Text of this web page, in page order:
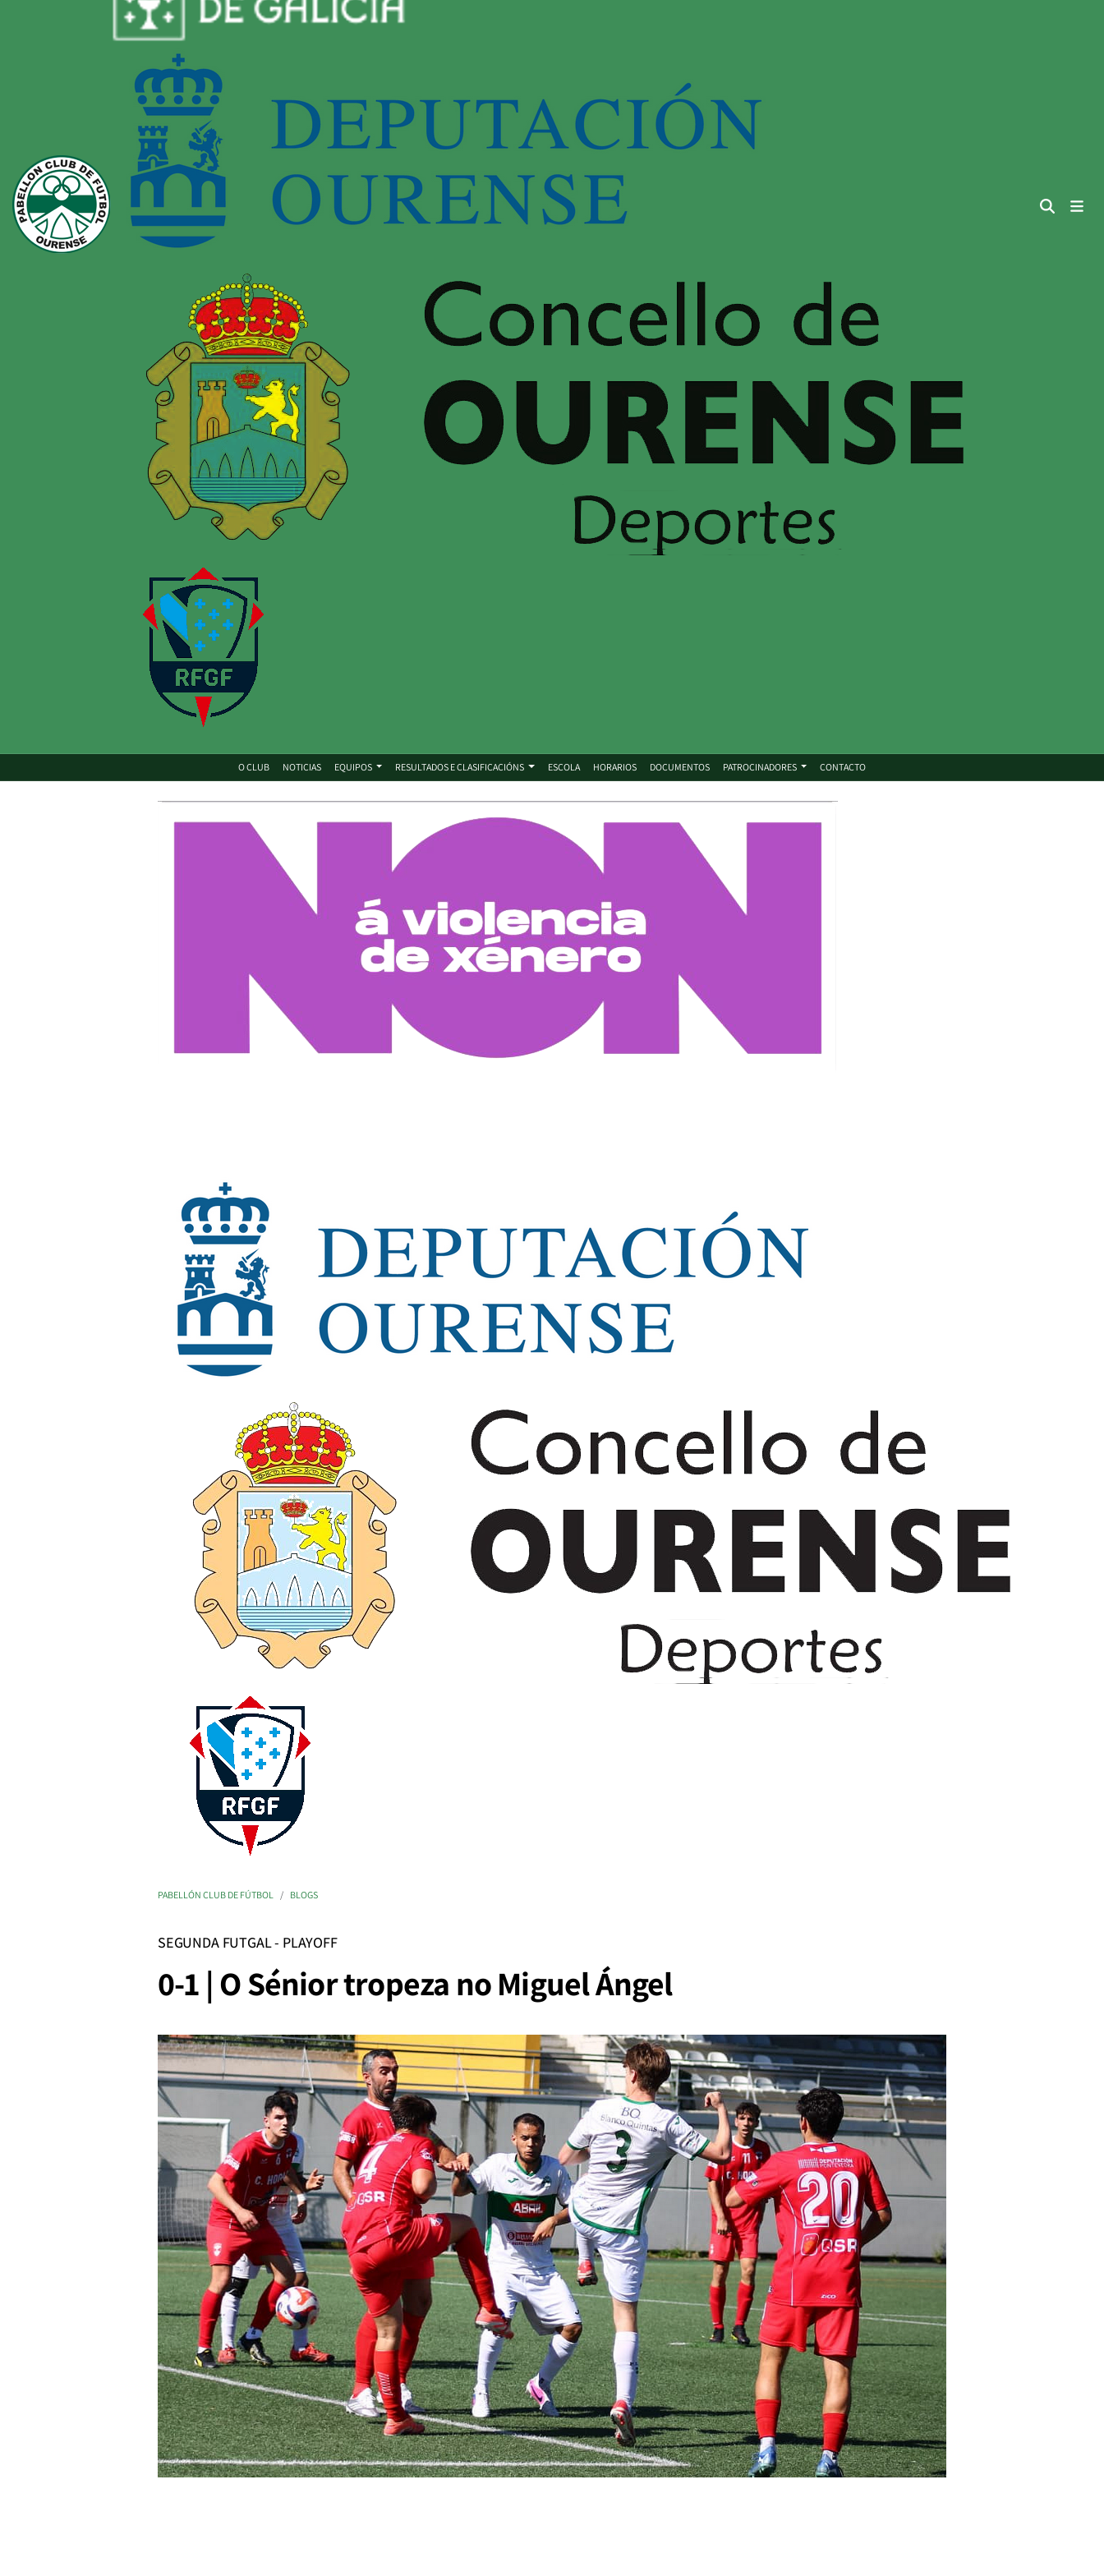
O CLUB NOTICIAS EQUIPOS RESULTADOS E CLASIFICACIÓNS ESCOLA HORARIOS DOCUMENTOS PATROCINADORES CONTACTO
PABELLÓN CLUB DE FÚTBOL BLOGS
SEGUNDA FUTGAL - PLAYOFF
0-1 | O Sénior tropeza no Miguel Ángel